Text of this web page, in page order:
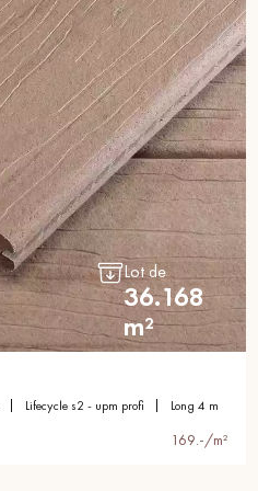
Lot de
36.168
m²
lifecycle s2 - upm profi long 4 m
169.-/m²